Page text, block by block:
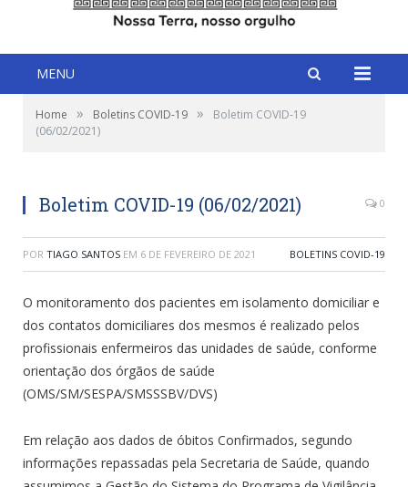
MENU
Home » Boletins COVID-19 »
Boletim COVID-19
(06/02/2021)
Boletim COVID-19 (06/02/2021) 0
POR TIAGO SANTOS EM 6 DE FEVEREIRO DE 2021 BOLETINS COVID-19
O monitoramento dos pacientes em isolamento domiciliar e
dos contatos domiciliares dos mesmos é realizado pelos
profissionais enfermeiros das unidades de saúde, conforme
orientação dos órgãos de saúde
(OMS/SM/SESPA/SMSSSBV/DVS)
Em relação aos dados de óbitos Confirmados, segundo
informações repassadas pela Secretaria de Saúde, quando